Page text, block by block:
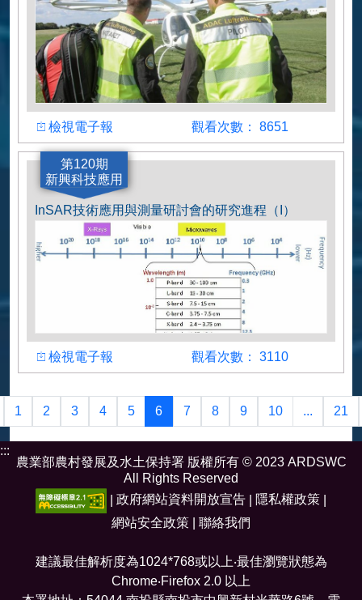
作者
陳俊廷
檢視檢視電子報 觀看人數
觀看次數： 8651
第120期
新興科技應用
作者
李易諭
InSAR技術應用與測量研討會的研究進程（I）
檢視檢視電子報 觀看人數
觀看次數： 3110
1 2 3 4 5 6 7 8 9 10 ... 21
:::
農業部農村發展及水土保持署 版權所有 © 2023 ARDSWC
All Rights Reserved
| 政府網站資料開放宣告 | 隱私權政策 |
網站安全政策
聯絡我們
建議最佳解析度為1024*768或以上‧最佳瀏覽狀態為
Chrome‧Firefox 2.0 以上